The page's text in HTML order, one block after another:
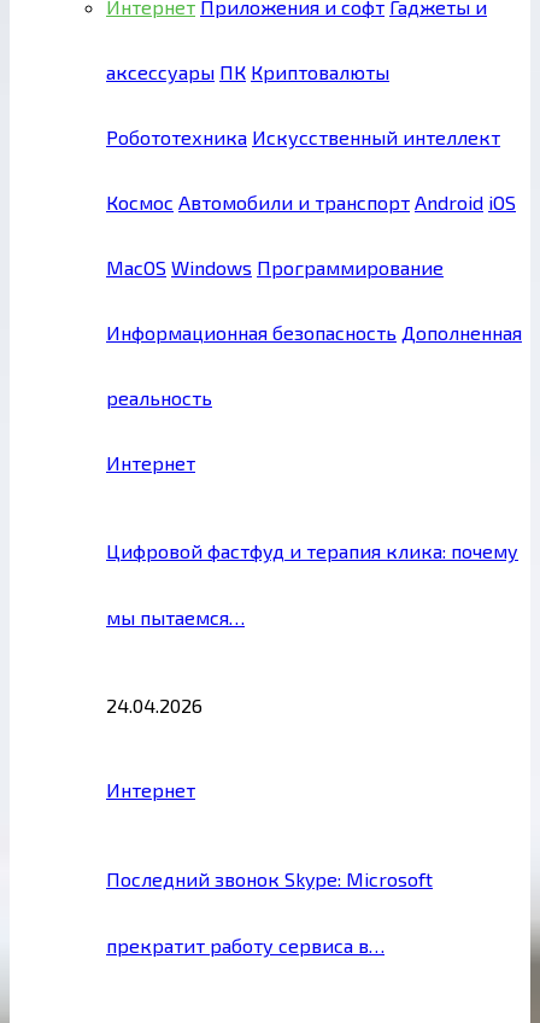
Интернет Приложения и софт Гаджеты и
аксессуары ПК Криптовалюты
Робототехника Искусственный интеллект
Космос Автомобили и транспорт Android iOS
MacOS Windows Программирование
Информационная безопасность Дополненная
реальность
Интернет
Цифровой фастфуд и терапия клика: почему
мы пытаемся…
24.04.2026
Интернет
Последний звонок Skype: Microsoft
прекратит работу сервиса в…